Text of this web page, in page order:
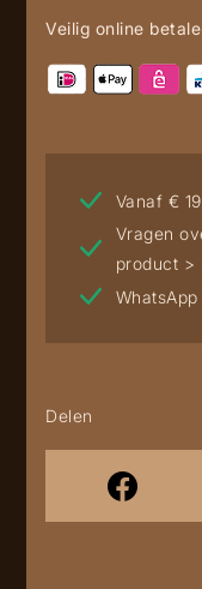
Veilig online
Vanaf €
Vragen
product >
WhatsApp
Delen